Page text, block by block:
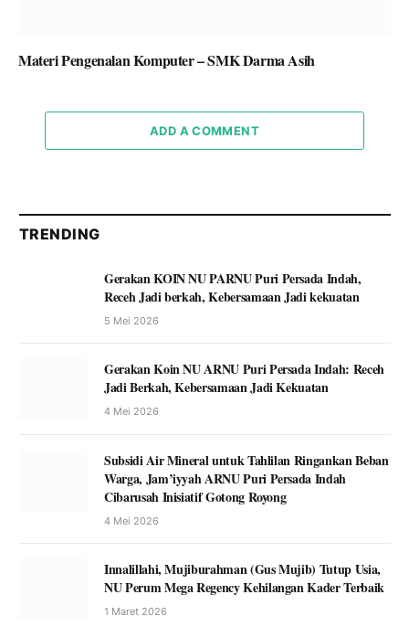
Materi Pengenalan Komputer – SMK Darma Asih
ADD A COMMENT
TRENDING
Gerakan KOIN NU PARNU Puri Persada Indah,
Receh Jadi berkah, Kebersamaan Jadi kekuatan
5 Mei 2026
Gerakan Koin NU ARNU Puri Persada Indah: Receh
Jadi Berkah, Kebersamaan Jadi Kekuatan
4 Mei 2026
Subsidi Air Mineral untuk Tahlilan Ringankan Beban
Warga, Jam’iyyah ARNU Puri Persada Indah
Cibarusah Inisiatif Gotong Royong
4 Mei 2026
Innalillahi, Mujiburahman (Gus Mujib) Tutup Usia,
NU Perum Mega Regency Kehilangan Kader Terbaik
1 Maret 2026